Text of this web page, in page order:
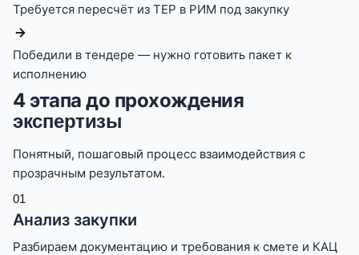
Требуется пересчёт из ТЕР в РИМ под закупку
Победили в тендере — нужно готовить пакет к
исполнению
4 этапа до прохождения
экспертизы
Понятный, пошаговый процесс взаимодействия с
прозрачным результатом.
01
Анализ закупки
Разбираем документацию и требования к смете и КАЦ